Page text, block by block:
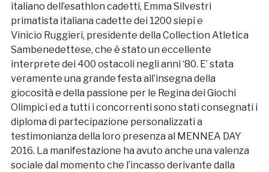
italiano dell’esathlon cadetti, Emma Silvestri
primatista italiana cadette dei 1200 siepi e
Vinicio Ruggieri, presidente della Collection Atletica
Sambenedettese, che è stato un eccellente
interprete dei 400 ostacoli negli anni ‘80. E’ stata
veramente una grande festa all’insegna della
giocosità e della passione per le Regina dei Giochi
Olimpici ed a tutti i concorrenti sono stati consegnati i
diploma di partecipazione personalizzati a
testimonianza della loro presenza al MENNEA DAY
2016. La manifestazione ha avuto anche una valenza
sociale dal momento che l’incasso derivante dalla